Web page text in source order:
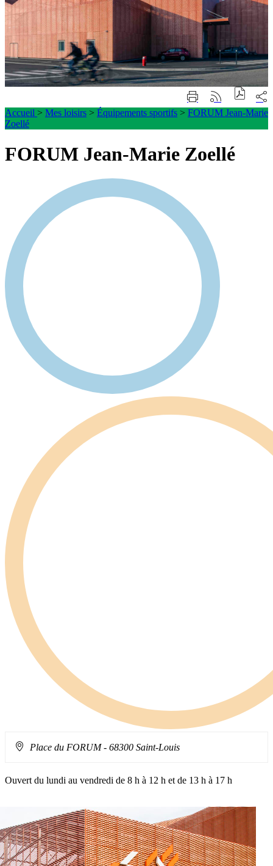
Accueil > Mes loisirs > Équipements sportifs > FORUM Jean-Marie
Zoellé
FORUM Jean-Marie Zoellé
AdressePlace du FORUM- 68300 Saint-Louis
Ouvert du lundi au vendredi de 8 h à 12 h et de 13 h à 17 h